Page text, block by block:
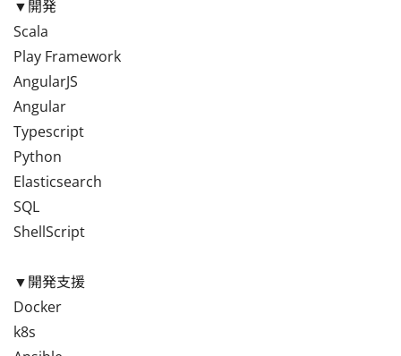
▼開発
Scala
Play Framework
AngularJS
Angular
Typescript
Python
Elasticsearch
SQL
ShellScript
▼開発支援
Docker
k8s